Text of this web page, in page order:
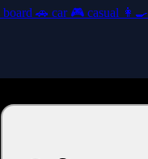
board 🚗 car 🎮 casual 👩‍🍳